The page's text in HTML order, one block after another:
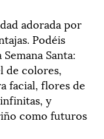
adorada por
Podéis
Santa:
de colores,
facial, flores de
y
como futuros